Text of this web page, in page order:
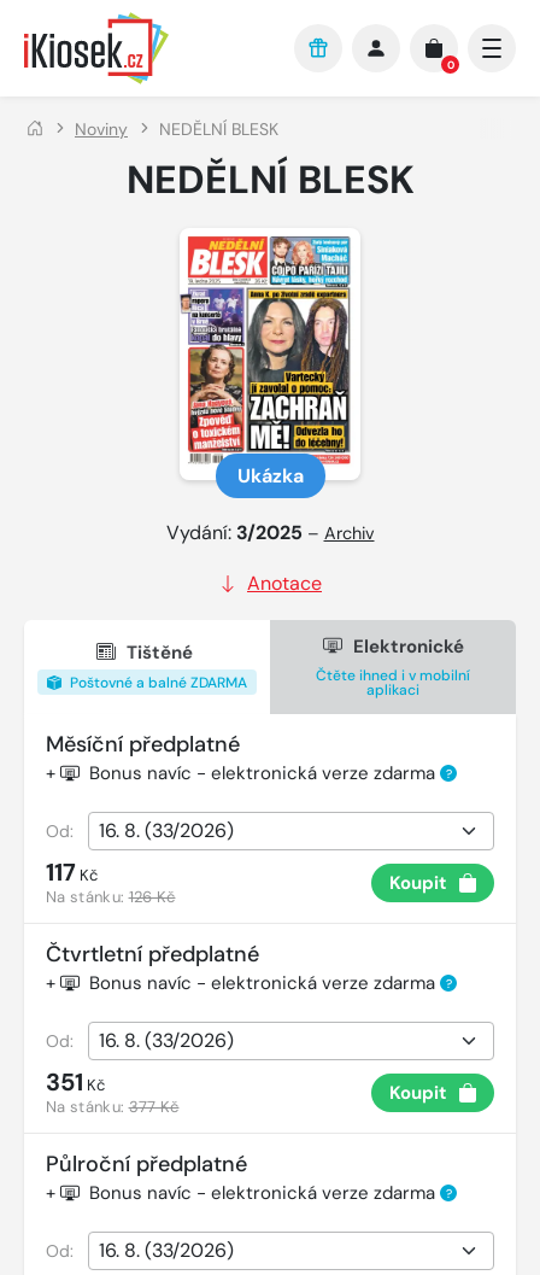
Přejít na hlavní obsah
0
Noviny NEDĚLNÍ BLESK
NEDĚLNÍ BLESK
Ukázka
Vydání: 3/2025 – Archiv
Anotace
Tištěné
Poštovné a balné ZDARMA
Elektronické
Čtěte ihned i v mobilní
aplikaci
Měsíční předplatné
+ Bonus navíc - elektronická verze zdarma ?
Od:
117 Kč
Na stánku:126 Kč
Koupit
Čtvrtletní předplatné
+ Bonus navíc - elektronická verze zdarma ?
Od:
351 Kč
Na stánku:377 Kč
Koupit
Půlroční předplatné
+ Bonus navíc - elektronická verze zdarma ?
Od: